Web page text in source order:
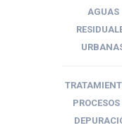
AGUAS
PROCESOS